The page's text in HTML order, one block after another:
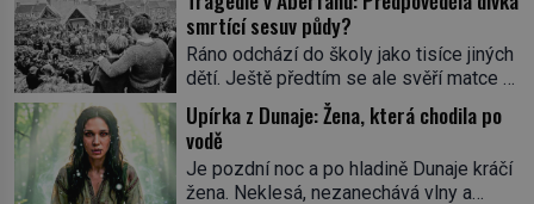
místem, nebo se zde jen nebezpečná
příroda proměnila v jednu z
nejpůsobivějších námořních záhad? […]
nápis ani pamětní desku. A přesto prý
místní zaměstnanci neradi chodí do
sklepa. Právě tady totiž sídlil sériový
vrah H. H. Holmes a také
nejpropracovanější past na lidi
v dějinách americké kriminalistiky.
Herman Webster Mudgett (1861–1896)
přijíždí […]
smrtící sesuv půdy?
Ráno odchází do školy jako tisíce jiných
dětí. Ještě předtím se ale svěří matce s
podivným snem. Ve škole, kterou dobře
zná, tentokrát nevidí budovu ani
spolužáky. Místo nich se před ní tyčí
cosi temného. O několik hodin později je
mrtvá. Mohla devítiletá Zahlédla vlastní
Upírka z Dunaje: Žena, která chodila po
vodě
Je pozdní noc a po hladině Dunaje kráčí
žena. Neklesá, nezanechává vlny a